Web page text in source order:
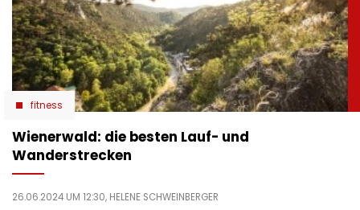
fitness
Wienerwald: die besten Lauf- und
Wanderstrecken
26.06.2024 UM 12:30, HELENE SCHWEINBERGER